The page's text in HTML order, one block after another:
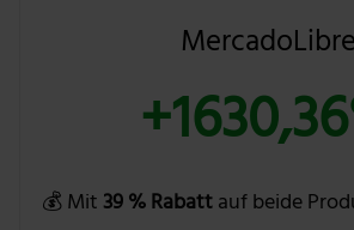
MercadoLibre
💰 Mit 39 % Rabattauf beide